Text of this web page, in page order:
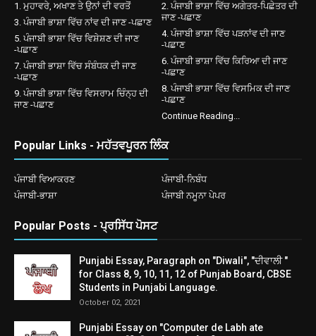
1. ਮੁਹਾਵਰੇ, ਅਖਾਣ ਤੇ ਉਨਾਂ ਦੀ ਵਰਤੋਂ
2. ਪੰਜਾਬੀ ਭਾਸ਼ਾ ਵਿੱਚ ਅਗੇਤਰ-ਪਿਛੇਤਰ ਦੀ
ਜਾਣ -ਪਛਾਣ
3. ਪੰਜਾਬੀ ਭਾਸ਼ਾ ਵਿੱਚ ਨਾਂਵ ਦੀ ਜਾਣ -ਪਛਾਣ
4. ਪੰਜਾਬੀ ਭਾਸ਼ਾ ਵਿੱਚ ਪੜਨਾਂਵ ਦੀ ਜਾਣ
-ਪਛਾਣ
5. ਪੰਜਾਬੀ ਭਾਸ਼ਾ ਵਿੱਚ ਵਿਸ਼ੇਸ਼ਣ ਦੀ ਜਾਣ
-ਪਛਾਣ
6. ਪੰਜਾਬੀ ਭਾਸ਼ਾ ਵਿੱਚ ਕਿਰਿਆ ਦੀ ਜਾਣ
-ਪਛਾਣ
7. ਪੰਜਾਬੀ ਭਾਸ਼ਾ ਵਿੱਚ ਸੰਬੰਧਕ ਦੀ ਜਾਣ
-ਪਛਾਣ
8. ਪੰਜਾਬੀ ਭਾਸ਼ਾ ਵਿੱਚ ਵਿਸਮਿਕ ਦੀ ਜਾਣ
-ਪਛਾਣ
9. ਪੰਜਾਬੀ ਭਾਸ਼ਾ ਵਿੱਚ ਵਿਸਰਾਮ ਚਿੰਨ੍ਹ ਦੀ
ਜਾਣ -ਪਛਾਣ
Continue Reading...
Popular Links - ਮਹੱਤਵਪੂਰਨ ਲਿੰਕ
ਪੰਜਾਬੀ ਵਿਆਕਰਣ
ਪੰਜਾਬੀ-ਨਿਬੰਧ
ਪੰਜਾਬੀ-ਭਾਸ਼ਾ
ਪੰਜਾਬੀ ਨਮੂਨਾ ਪੇਪਰ
Popular Posts - ਪ੍ਰਸਿੱਧ ਪੋਸਟ
Punjabi Essay, Paragraph on "Diwali", "ਦੀਵਾਲੀ "
for Class 8, 9, 10, 11, 12 of Punjab Board, CBSE
Students in Punjabi Language.
October 02, 2021
Punjabi Essay on "Computer de Labh ate